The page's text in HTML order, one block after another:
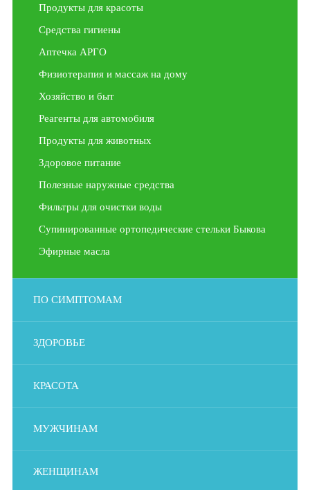
Продукты для красоты
Средства гигиены
Аптечка АРГО
Физиотерапия и массаж на дому
Хозяйство и быт
Реагенты для автомобиля
Продукты для животных
Здоровое питание
Полезные наружные средства
Фильтры для очистки воды
Супинированные ортопедические стельки Быкова
Эфирные масла
ПО СИМПТОМАМ
ЗДОРОВЬЕ
КРАСОТА
МУЖЧИНАМ
ЖЕНЩИНАМ